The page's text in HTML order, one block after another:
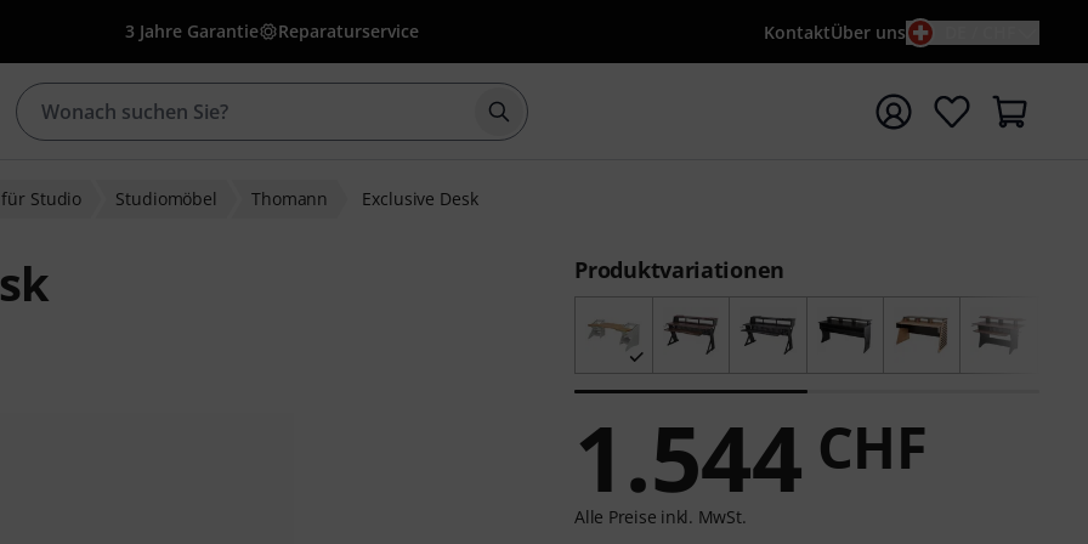
3 Jahre Garantie Reparaturservice KontaktÜber uns
Suche mit Suchwort {searchTerm} starten
Studio Studiomöbel Thomann Exclusive Desk
Produktvariationen
1.544 CHF
Alle Preise inkl. MwSt.